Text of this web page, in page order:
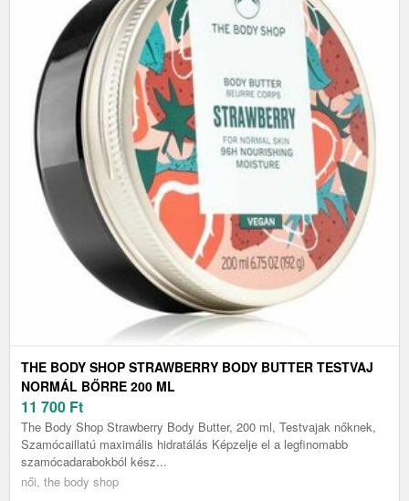
THE BODY SHOP STRAWBERRY BODY BUTTER TESTVAJ
NORMÁL BŐRRE 200 ML
11 700 Ft
The Body Shop Strawberry Body Butter, 200 ml, Testvajak nőknek,
Szamócaillatú maximális hidratálás Képzelje el a legfinomabb
szamócadarabokból kész...
női, the body shop